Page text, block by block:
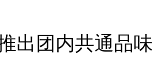
出团内共通品